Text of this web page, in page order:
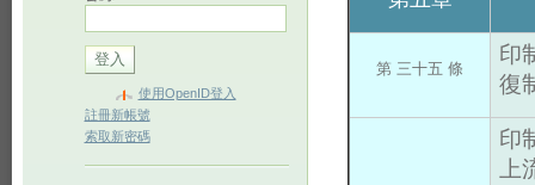
使用OpenID登入
註冊新帳號
索取新密碼
第 三十五 條
印
復
印
上